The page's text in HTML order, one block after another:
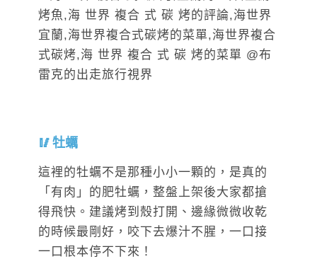
牡蠣
這裡的牡蠣不是那種小小一顆的，是真的
「有肉」的肥牡蠣，整盤上架後大家都搶
得飛快。建議烤到殼打開、邊緣微微收乾
的時候最剛好，咬下去爆汁不腥，一口接
一口根本停不下來！